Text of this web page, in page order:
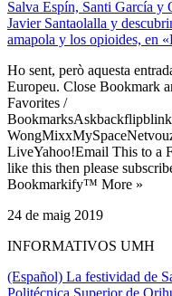
Salva Espín, Santi García y
Javier Santaolalla y
amapola y los opioides, en
Ho sent, però aquesta
Europeu. Close Bookmark
Favorites /
LiveYahoo!Email This to
like this then please
Bookmarkify™ More »
24 de maig 2019
INFORMATIVOS UMH
(Español) La festividad de
Politécnica Superior de